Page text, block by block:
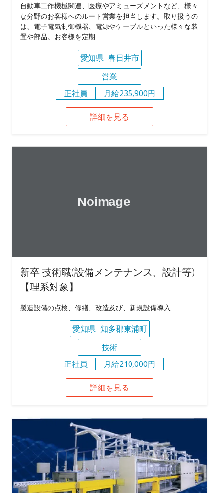
自動車工作機械関連、医療やアミューズメントなど、様々
な分野のお客様へのルート営業を担当します。取り扱うの
は、電子電気制御機器、電源やケーブルといった様々な装
置や部品。お客様を定期
愛知県 春日井市
営業
正社員
月給235,900円
詳細を見る
新卒 技術職(設備メンテナンス、設計等)
【理系対象】
製造設備の点検、修繕、改造及び、新規設備導入
愛知県 知多郡東浦町
技術
正社員
月給210,000円
詳細を見る